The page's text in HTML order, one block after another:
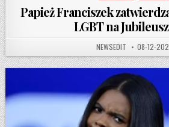
Papież Franciszek
LGBT na
AUTHOR:
NEWSEDIT PUBLISHED
08-12-